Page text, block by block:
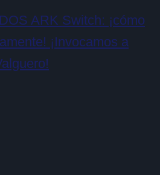
ARK Switch: ¡cómo
¡Invocamos a